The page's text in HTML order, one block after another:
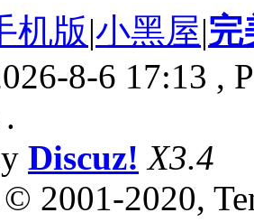
机版|小黑屋|完
8-6 17:13 ,
Discuz! X3.4
2001-2020,